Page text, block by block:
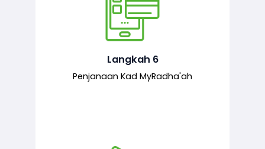
Langkah 6
Penjanaan Kad MyRadha'ah
Setelah permohonan diluluskan, kad
MyRadha’ah akan dijana.